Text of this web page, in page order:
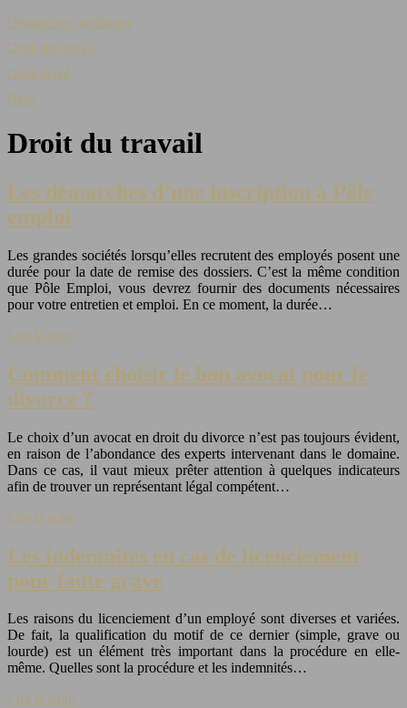
Démarches juridiques
Droit du travail
Droit privé
Blog
Droit du travail
Les démarches d’une inscription à Pôle
emploi
Les grandes sociétés lorsqu’elles recrutent des employés posent une
durée pour la date de remise des dossiers. C’est la même condition
que Pôle Emploi, vous devrez fournir des documents nécessaires
pour votre entretien et emploi. En ce moment, la durée…
Lire la suite
Comment choisir le bon avocat pour le
divorce ?
Le choix d’un avocat en droit du divorce n’est pas toujours évident,
en raison de l’abondance des experts intervenant dans le domaine.
Dans ce cas, il vaut mieux prêter attention à quelques indicateurs
afin de trouver un représentant légal compétent…
Lire la suite
Les indemnités en cas de licenciement
pour faute grave
Les raisons du licenciement d’un employé sont diverses et variées.
De fait, la qualification du motif de ce dernier (simple, grave ou
lourde) est un élément très important dans la procédure en elle-
même. Quelles sont la procédure et les indemnités…
Lire la suite